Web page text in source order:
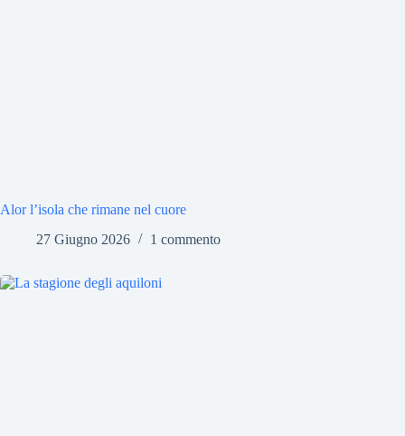
Alor l’isola che rimane nel cuore
27 Giugno 2026
1 commento